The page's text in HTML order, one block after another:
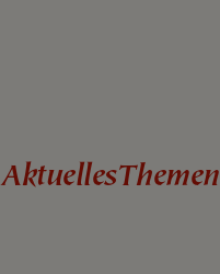
AktuellesThemen